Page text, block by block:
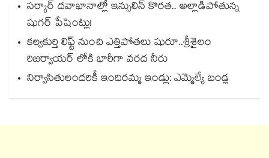
సర్కార్ దవాఖానాల్లో ఇన్సులిన్ కొరత.. అల్లాడిపోతున్న
షుగర్ పేషెంట్లు!
కల్వకుర్తి లిఫ్ట్ నుంచి ఎత్తిపోతలు షురూ..శ్రీశైలం
రిజర్వాయర్ లోకి భారీగా వరద నీరు
నిర్వాసితులందరికీ ఇందిరమ్మ ఇండ్లు: ఎమ్మెల్యే బండ్ల